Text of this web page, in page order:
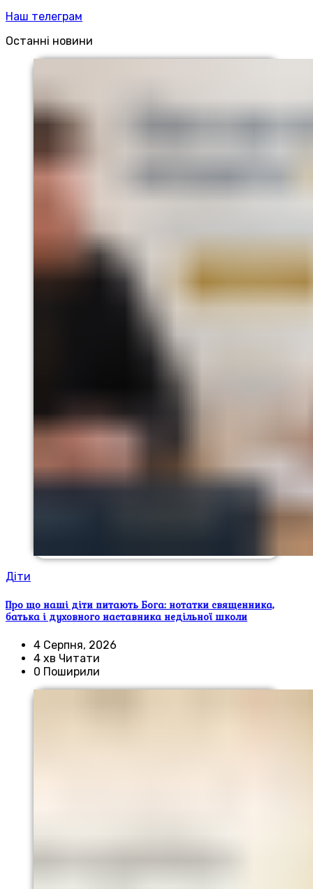
Наш телеграм
Останні новини
Діти
Про що наші діти питають Бога: нотатки священника,
батька і духовного наставника недільної школи
4 Серпня, 2026
4 хв Читати
0 Поширили